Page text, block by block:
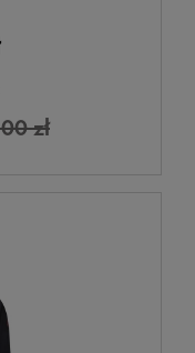
zł